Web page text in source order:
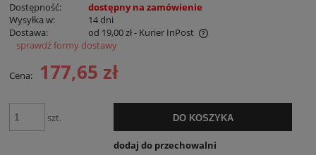
Dostępność:
dostępny na zamówienie
Wysyłka w:
14 dni
Dostawa:
od 19,00 zł- Kurier InPost
Cena nie zawiera ewentualnych kosztów płatności
sprawdź formy dostawy
Cena: 177,65 zł
szt. DO KOSZYKA
dodaj do przechowalni